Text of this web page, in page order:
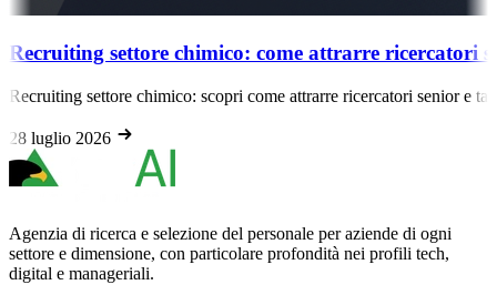
Recruiting settore chimico: come attrarre ricercatori
Recruiting settore chimico: scopri come attrarre ricercatori senior e
28 luglio 2026
Agenzia di ricerca e selezione del personale per aziende di ogni
settore e dimensione, con particolare profondità nei profili tech,
digital e manageriali.